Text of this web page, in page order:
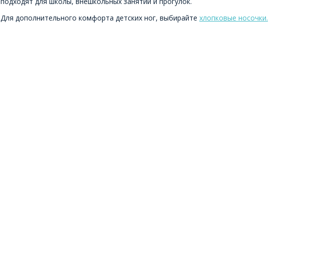
Для дополнительного комфорта детских ног, выбирайте хлопковые носочки.